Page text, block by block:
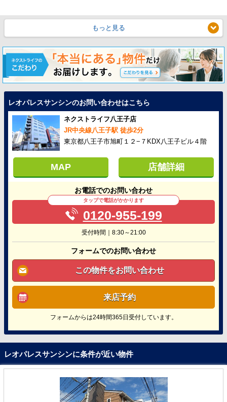
もっと見る
レオパレスサンシンのお問い合わせはこちら
ネクストライフ八王子店
JR中央線八王子駅 徒歩2分
東京都八王子市旭町１２−７KDX八王子ビル４階
MAP 店舗詳細
お電話でのお問い合わせ
タップで電話がかかります
0120-955-199
受付時間｜8:30～21:00
フォームでのお問い合わせ
この物件をお問い合わせ
来店予約
フォームからは24時間365日受付しています。
レオパレスサンシンに条件が近い物件